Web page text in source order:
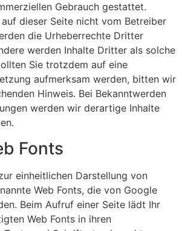
Gebrauch gestattet.
dieser Seite nicht vom Betreiber
die Urheberrechte Dritter
werden Inhalte Dritter als solche
Sie trotzdem auf eine
aufmerksam werden, bitten wir
Hinweis. Bei Bekanntwerden
werden wir derartige Inhalte
Fonts
einheitlichen Darstellung von
Web Fonts, die von Google
Beim Aufruf einer Seite lädt Ihr
Web Fonts in ihren